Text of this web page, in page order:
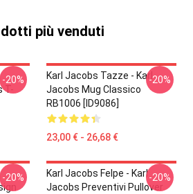
più venduti
-20%
Karl Jacobs Tazze - Karl
Jacobs Mug Classico
RB1006 [ID9086]
23,00 € - 26,68 €
-20%
-20%
Karl Jacobs Felpe - Karl
Jacobs Preventivi Pullover
-20%